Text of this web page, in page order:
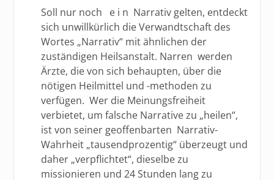
Soll nur noch e i n Narrativ gelten, entdeckt
sich unwillkürlich die Verwandtschaft des
Wortes „Narrativ“ mit ähnlichen der
zuständigen Heilsanstalt. Narren werden
Ärzte, die von sich behaupten, über die
nötigen Heilmittel und -methoden zu
verfügen. Wer die Meinungsfreiheit
verbietet, um falsche Narrative zu „heilen“,
ist von seiner geoffenbarten Narrativ-
Wahrheit „tausendprozentig“ überzeugt und
daher „verpflichtet“, dieselbe zu
missionieren und 24 Stunden lang zu